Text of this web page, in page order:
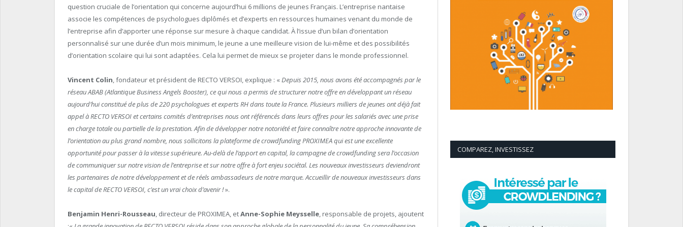
question cruciale de l’orientation qui concerne aujourd’hui 6 millions de jeunes Français. L’entreprise nantaise
associe les compétences de psychologues diplômés et d’experts en ressources humaines venant du monde de
l’entreprise afin d’apporter une réponse sur mesure à chaque candidat. À l’issue d’un bilan d’orientation
personnalisé sur une durée d’un mois minimum, le jeune a une meilleure vision de lui-même et des possibilités
d’orientation scolaire qui lui sont adaptées. Cela lui permet de mieux se projeter dans le monde professionnel.
Vincent Colin, fondateur et président de RECTO VERSOI, explique : «Depuis 2015, nous avons été accompagnés par le
réseau ABAB (Atlantique Business Angels Booster), ce qui nous a permis de structurer notre offre en développant un réseau
aujourd’hui constitué de plus de 220 psychologues et experts RH dans toute la France. Plusieurs milliers de jeunes ont déjà fait
appel à RECTO VERSOI et certains comités d’entreprises nous ont référencés dans leurs offres pour les salariés avec une prise
en charge totale ou partielle de la prestation. Afin de développer notre notoriété et faire connaître notre approche innovante de
l’orientation au plus grand nombre, nous sollicitons la plateforme de crowdfunding PROXIMEA qui est une excellente
opportunité pour passer à la vitesse supérieure. Au-delà de l’apport en capital, la campagne de crowdfunding sera l’occasion
de communiquer sur notre vision de l’entreprise et sur notre offre à fort enjeu sociétal. Les nouveaux investisseurs deviendront
les partenaires de notre développement et de réels ambassadeurs de notre marque. Accueillir de nouveaux investisseurs dans
le capital de RECTO VERSOI, c’est un vrai choix d’avenir !».
Benjamin Henri-Rousseau, directeur de PROXIMEA, etAnne-Sophie Meysselle, responsable de projets, ajoutent
COMPAREZ, INVESTISSEZ